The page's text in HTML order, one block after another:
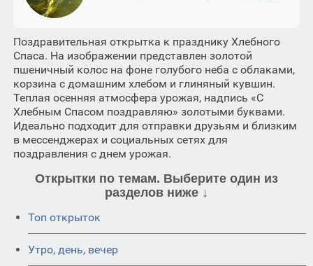
Поздравительная открытка к празднику Хлебного
Спаса. На изображении представлен золотой
пшеничный колос на фоне голубого неба с облаками,
корзина с домашним хлебом и глиняный кувшин.
Теплая осенняя атмосфера урожая, надпись «С
Хлебным Спасом поздравляю» золотыми буквами.
Идеально подходит для отправки друзьям и близким
в мессенджерах и социальных сетях для
поздравления с днем урожая.
Открытки по темам. Выберите один из
разделов ниже ↓
Топ открыток
Утро, день, вечер